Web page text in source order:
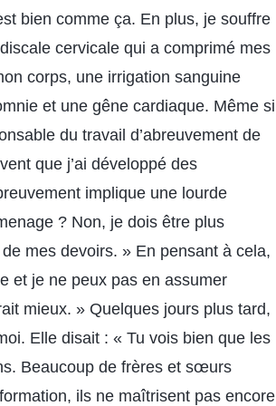
bien comme ça. En plus, je souffre
cervicale qui a comprimé mes
corps, une irrigation sanguine
et une gêne cardiaque. Même si
du travail d’abreuvement de
que j’ai développé des
implique une lourde
? Non, je dois être plus
mes devoirs. » En pensant à cela,
et je ne peux pas en assumer
mieux. » Quelques jours plus tard,
Elle disait : « Tu vois bien que les
Beaucoup de frères et sœurs
ils ne maîtrisent pas encore